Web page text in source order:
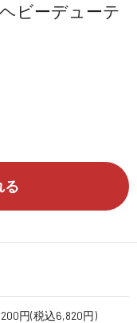
ビーデューテ
る
円(税込6,820円)